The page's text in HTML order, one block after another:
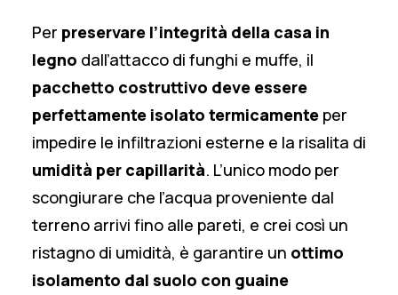
Per preservare l’integrità della casa in
legno dall’attacco di funghi e muffe, il
pacchetto costruttivo deve essere
perfettamente isolato termicamente per
impedire le infiltrazioni esterne e la risalita di
umidità per capillarità. L’unico modo per
scongiurare che l’acqua proveniente dal
terreno arrivi fino alle pareti, e crei così un
ristagno di umidità, è garantire un ottimo
isolamento dal suolo con guaine